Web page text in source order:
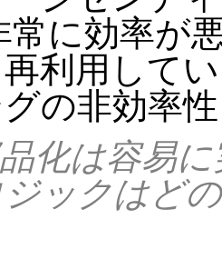
常に効率が
利用して
の非効率
化は容易
ックはど